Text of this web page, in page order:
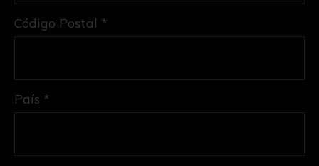
Código Postal *
País *